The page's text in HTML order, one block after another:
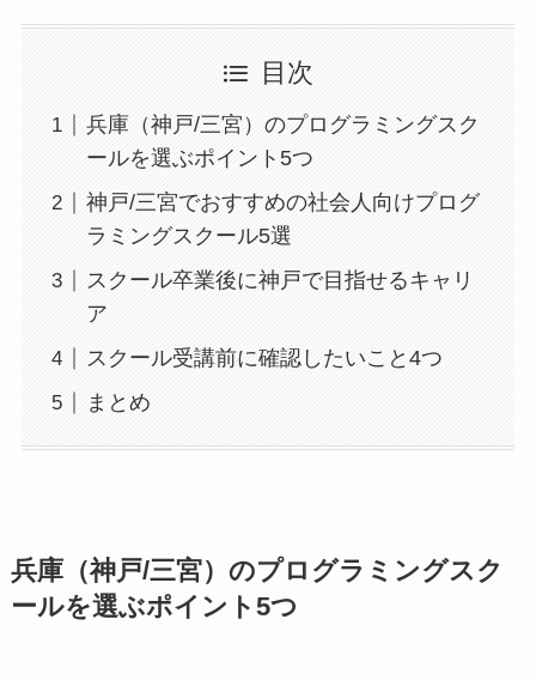
目次
兵庫（神戸/三宮）のプログラミングスク
ールを選ぶポイント5つ
神戸/三宮でおすすめの社会人向けプログ
ラミングスクール5選
スクール卒業後に神戸で目指せるキャリ
ア
スクール受講前に確認したいこと4つ
まとめ
兵庫（神戸/三宮）のプログラミングスク
ールを選ぶポイント5つ